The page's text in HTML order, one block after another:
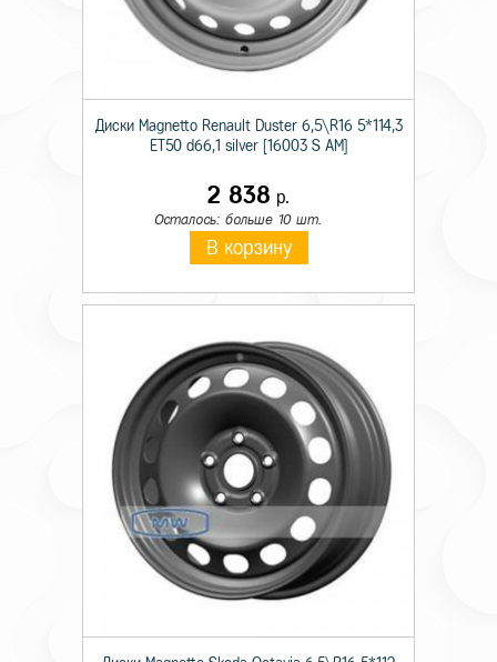
Диски Magnetto Renault Duster 6,5\R16 5*114,3
ET50 d66,1 silver [16003 S AM]
2 838 р.
Осталось: больше 10 шт.
В корзину